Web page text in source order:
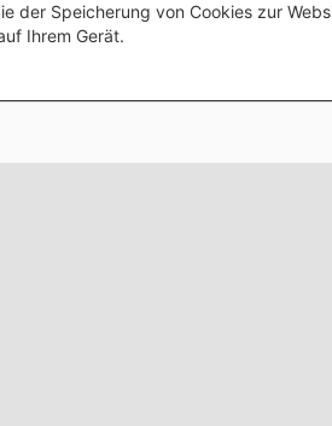
der Speicherung von Cookies zur
Ihrem Gerät.